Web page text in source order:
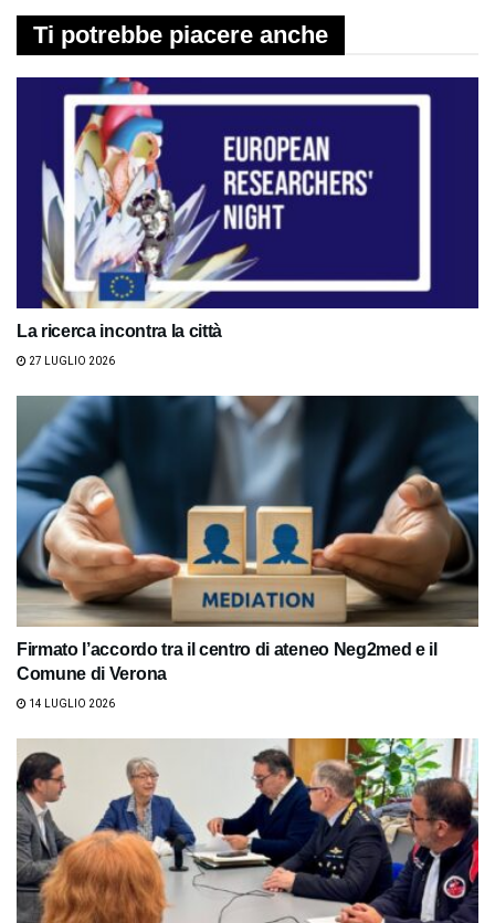
Ti potrebbe piacere anche
La ricerca incontra la città
27 LUGLIO 2026
Firmato l’accordo tra il centro di ateneo Neg2med e il
Comune di Verona
14 LUGLIO 2026